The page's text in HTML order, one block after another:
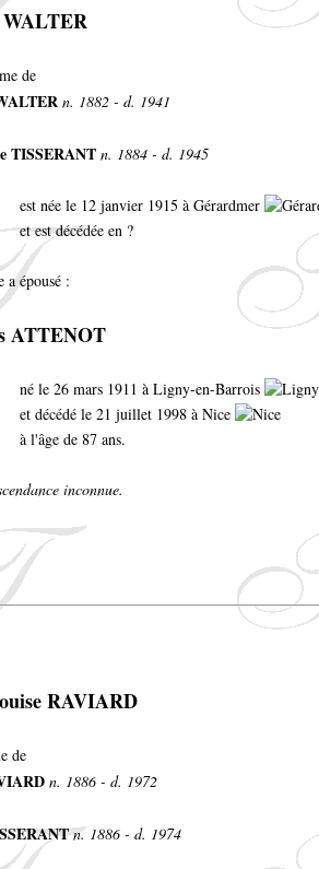
WALTER
de
n. 1882 - d. 1941
TISSERANT n. 1884 - d. 1945
est née le 12 janvier 1915 à Gérardmer
et est décédée en ?
a épousé :
ATTENOT
né le 26 mars 1911 à Ligny-en-Barrois
et décédé le 21 juillet 1998 à Nice
à l'âge de 87 ans.
inconnue.
RAVIARD
de
n. 1886 - d. 1972
n. 1886 - d. 1974